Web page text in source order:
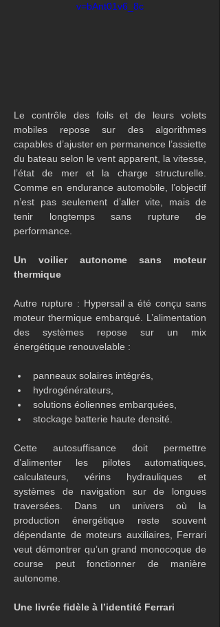
v=bAnt01v6_8c
Le contrôle des foils et de leurs volets
mobiles repose sur des algorithmes
capables d’ajuster en permanence l’assiette
du bateau selon le vent apparent, la vitesse,
l’état de mer et la charge structurelle.
Comme en endurance automobile, l’objectif
n’est pas seulement d’aller vite, mais de
tenir longtemps sans rupture de
performance.
Un voilier autonome sans moteur
thermique
Autre rupture : Hypersail a été conçu sans
moteur thermique embarqué. L’alimentation
des systèmes repose sur un mix
énergétique renouvelable :
panneaux solaires intégrés,
hydrogénérateurs,
solutions éoliennes embarquées,
stockage batterie haute densité.
Cette autosuffisance doit permettre
d’alimenter les pilotes automatiques,
calculateurs, vérins hydrauliques et
systèmes de navigation sur de longues
traversées. Dans un univers où la
production énergétique reste souvent
dépendante de moteurs auxiliaires, Ferrari
veut démontrer qu’un grand monocoque de
course peut fonctionner de manière
autonome.
Une livrée fidèle à l’identité Ferrari